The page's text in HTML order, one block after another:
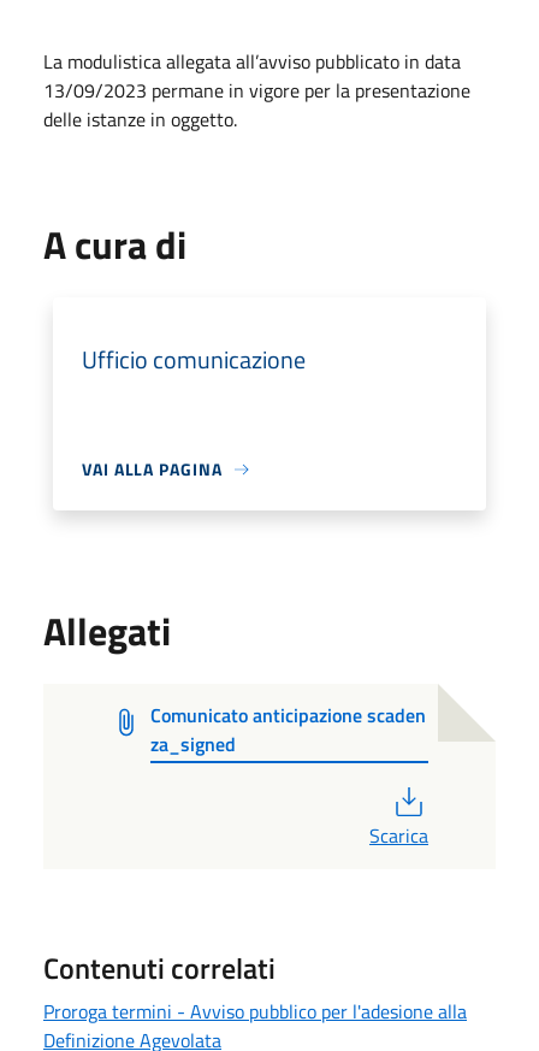
La modulistica allegata all’avviso pubblicato in data
13/09/2023 permane in vigore per la presentazione
delle istanze in oggetto.
A cura di
Ufficio comunicazione
VAI ALLA PAGINA
Allegati
Comunicato anticipazione scaden
za_signed
Scarica
Contenuti correlati
Proroga termini - Avviso pubblico per l'adesione alla
Definizione Agevolata